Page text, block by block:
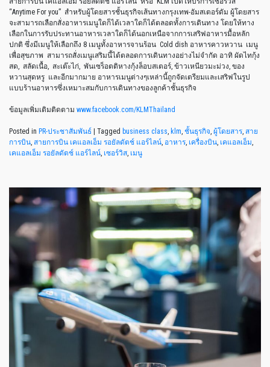
“Anytime For you” สำหรับผู้โดยสารชั้นธุรกิจเส้นทางกรุงเทพ-อัมสเตอร์ดัม ผู้โดยสาร
จะสามารถเลือกสั่งอาหารเมนูใดก็ได้เวลาใดก็ได้ตลอดทั้งการเดินทาง โดยให้ทาง
เลือกในการรับประทานอาหารเวลาใดก็ได้นอกเหนือจากการเสริฟอาหารมื้อหลัก
ปกติ ซึ่งมีเมนูให้เลือกถึง 8 เมนูทั้งอาหารจานร้อน Cold dish อาหารคาวหวาน เมนู
เพื่อสุขภาพ สามารถสั่งเมนูเสริมนี้ได้ตลอดการเดินทางอย่างไม่จำกัด อาทิ ผัดไทกุ้ง
สด, สลัดเนื้อ, สะเต๊ะไก่, พันเซร็อตติหางกุ้งล็อบสเตอร์, ข้าวเหนียวมะม่วง, ของ
หวานสุดหรู และอีกมากมาย อาหารเมนูต่างๆเหล่านี้ถูกจัดเตรียมและเสริฟในรูป
แบบร้านอาหารซึ่งเหมาะสมกับการเดินทางของลูกค้าชั้นธุรกิจ
ข้อมูลเพิ่มเติมติดตาม www.facebook.com/KLMThailand
Posted in PR-ประชาสัมพันธ์ | Tagged business class klm ชั้นธุรกิจ ผู้โดยสาร สาย
การบิน สายการบิน เคแอลเอ็ม รอยัลดัตช์ แอร์ไลน์ อาหาร เครื่องบิน เคแอลเอ็ม
เคแอลเอ็ม รอยัลดัตช์ แอร์ไลน์ เซอร์วิส เมนู